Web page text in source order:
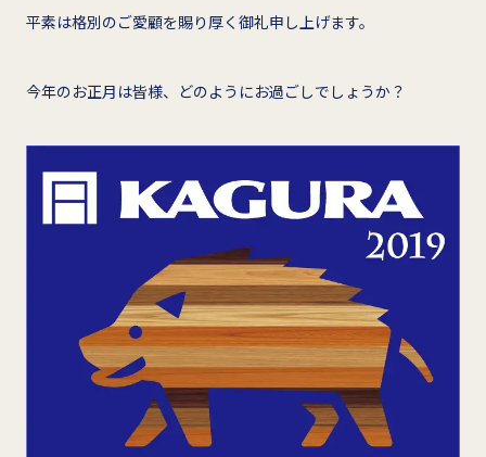
平素は格別のご愛顧を賜り厚く御礼申し上げます。
今年のお正月は皆様、どのようにお過ごしでしょうか？